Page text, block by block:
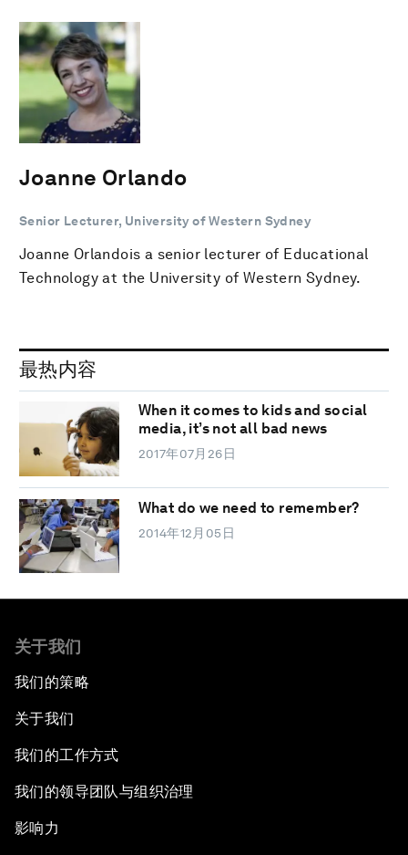
Joanne Orlando
Senior Lecturer, University of Western Sydney
Joanne Orlandois a senior lecturer of Educational
Technology at the University of Western Sydney.
最热内容
When it comes to kids and social
media, it’s not all bad news
2017年07月26日
What do we need to remember?
2014年12月05日
关于我们
我们的策略
关于我们
我们的工作方式
我们的领导团队与组织治理
影响力